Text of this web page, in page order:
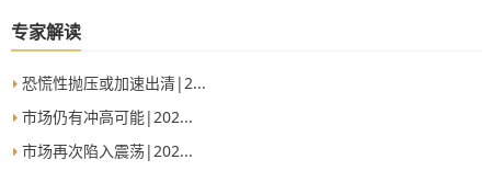
专家解读
恐慌性抛压或加速出清|2...
市场仍有冲高可能|202...
市场再次陷入震荡|202...